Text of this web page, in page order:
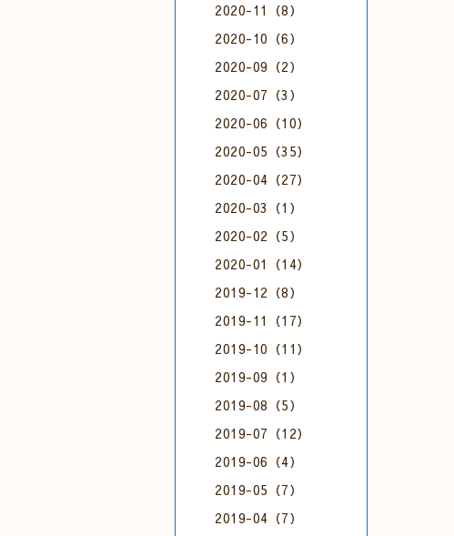
2020-11（8）
2020-10（6）
2020-09（2）
2020-07（3）
2020-06（10）
2020-05（35）
2020-04（27）
2020-03（1）
2020-02（5）
2020-01（14）
2019-12（8）
2019-11（17）
2019-10（11）
2019-09（1）
2019-08（5）
2019-07（12）
2019-06（4）
2019-05（7）
2019-04（7）